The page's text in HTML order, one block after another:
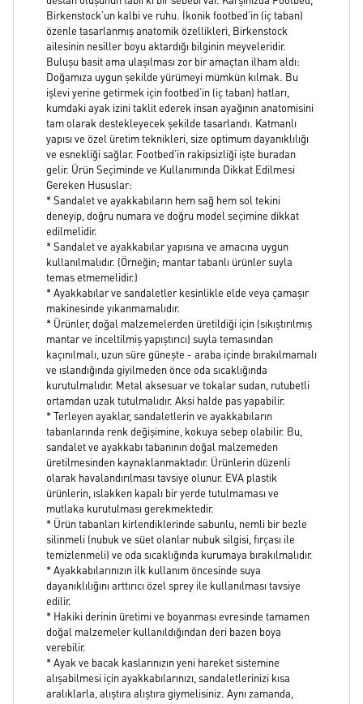
Birkenstock’un kalbi ve ruhu. İkonik footbed’in (iç taban)
özenle tasarlanmış anatomik özellikleri, Birkenstock
ailesinin nesiller boyu aktardığı bilginin meyveleridir.
Buluşu basit ama ulaşılması zor bir amaçtan ilham aldı:
Doğamıza uygun şekilde yürümeyi mümkün kılmak. Bu
işlevi yerine getirmek için footbed’in (iç taban) hatları,
kumdaki ayak izini taklit ederek insan ayağının anatomisini
tam olarak destekleyecek şekilde tasarlandı. Katmanlı
yapısı ve özel üretim teknikleri, size optimum dayanıklılığı
ve esnekliği sağlar. Footbed’in rakipsizliği işte buradan
gelir. Ürün Seçiminde ve Kullanımında Dikkat Edilmesi
Gereken Hususlar:
* Sandalet ve ayakkabıların hem sağ hem sol tekini
deneyip, doğru numara ve doğru model seçimine dikkat
edilmelidir.
* Sandalet ve ayakkabılar yapısına ve amacına uygun
kullanılmalıdır. (Örneğin; mantar tabanlı ürünler suyla
temas etmemelidir.)
* Ayakkabılar ve sandaletler kesinlikle elde veya çamaşır
makinesinde yıkanmamalıdır.
* Ürünler, doğal malzemelerden üretildiği için (sıkıştırılmış
mantar ve inceltilmiş yapıştırıcı) suyla temasından
kaçınılmalı, uzun süre güneşte - araba içinde bırakılmamalı
ve ıslandığında giyilmeden önce oda sıcaklığında
kurutulmalıdır. Metal aksesuar ve tokalar sudan, rutubetli
ortamdan uzak tutulmalıdır. Aksi halde pas yapabilir.
* Terleyen ayaklar, sandaletlerin ve ayakkabıların
tabanlarında renk değişimine, kokuya sebep olabilir. Bu,
sandalet ve ayakkabı tabanının doğal malzemeden
üretilmesinden kaynaklanmaktadır. Ürünlerin düzenli
olarak havalandırılması tavsiye olunur. EVA plastik
ürünlerin, ıslakken kapalı bir yerde tutulmaması ve
mutlaka kurutulması gerekmektedir.
* Ürün tabanları kirlendiklerinde sabunlu, nemli bir bezle
silinmeli (nubuk ve süet olanlar nubuk silgisi, fırçası ile
temizlenmeli) ve oda sıcaklığında kurumaya bırakılmalıdır.
* Ayakkabılarınızın ilk kullanım öncesinde suya
dayanıklılığını arttırıcı özel sprey ile kullanılması tavsiye
edilir.
* Hakiki derinin üretimi ve boyanması evresinde tamamen
doğal malzemeler kullanıldığından deri bazen boya
verebilir.
* Ayak ve bacak kaslarınızın yeni hareket sistemine
alışabilmesi için ayakkabılarınızı, sandaletlerinizi kısa
aralıklarla, alıştıra alıştıra giymelisiniz. Aynı zamanda,